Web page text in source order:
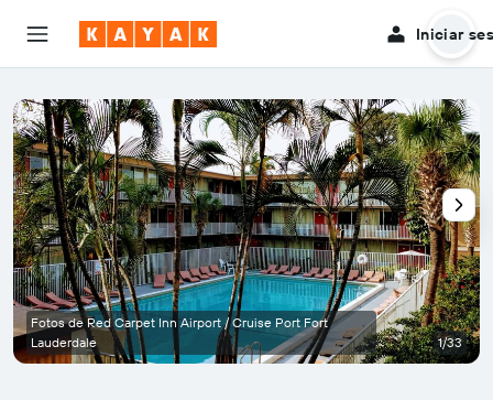
Iniciar
Fotos de Red Carpet Inn Airport / Cruise Port Fort
Lauderdale
1/33